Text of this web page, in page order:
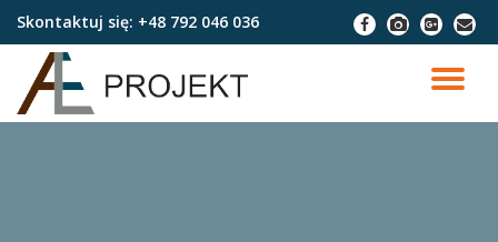
Przejdź
treści
Skontaktuj się: +48 792 046 036
fa-
facebook
fa-
camera
fa-
google-
plus-
square
fa-